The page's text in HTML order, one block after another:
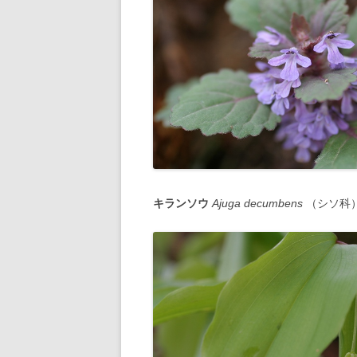
キランソウ Ajuga decumbens （シソ科